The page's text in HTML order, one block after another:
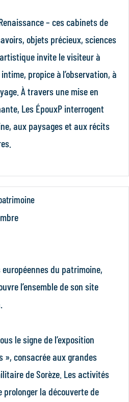
– ces cabinets de
objets précieux, sciences
invite le visiteur à
propice à l’observation, à
À travers une mise en
Les ÉpouxP interrogent
aux paysages et aux récits
européennes du patrimoine,
l’ensemble de son site
le signe de l’exposition
», consacrée aux grandes
de Sorèze. Les activités
la découverte de